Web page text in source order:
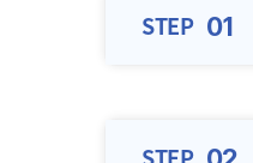
STEP 01